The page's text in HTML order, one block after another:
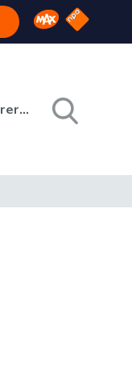
Omroep MAX
NPO
Registreren